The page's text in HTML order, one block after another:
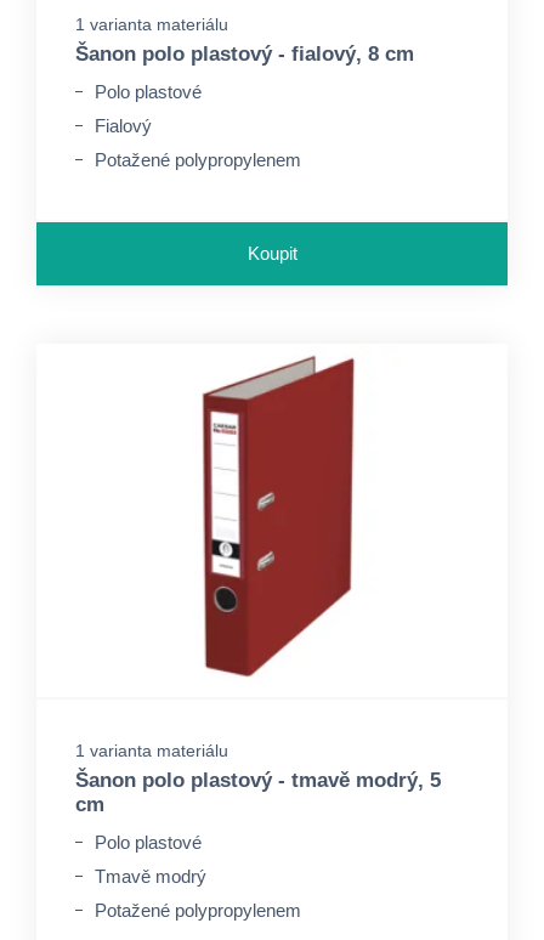
1 varianta materiálu
Šanon polo plastový - fialový, 8 cm
Polo plastové
Fialový
Potažené polypropylenem
Koupit
1 varianta materiálu
Šanon polo plastový - tmavě modrý, 5
cm
Polo plastové
Tmavě modrý
Potažené polypropylenem